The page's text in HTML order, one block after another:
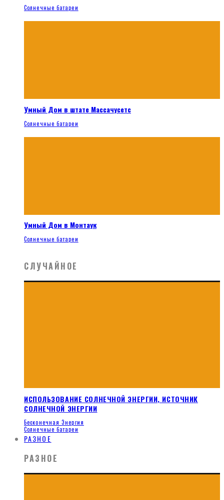
Солнечные батареи
Умный Дом в штате Массачусетс
Солнечные батареи
Умный Дом в Монтаук
Солнечные батареи
СЛУЧАЙНОЕ
ИСПОЛЬЗОВАНИЕ СОЛНЕЧНОЙ ЭНЕРГИИ, ИСТОЧНИК
СОЛНЕЧНОЙ ЭНЕРГИИ
Бесконечная Энергия
Солнечные батареи
РАЗНОЕ
РАЗНОЕ